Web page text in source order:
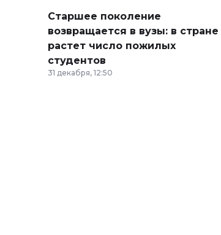
Старшее поколение
возвращается в вузы: в стране
растет число пожилых
студентов
31 декабря, 12:50